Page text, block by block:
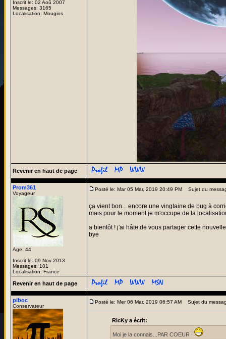
Inscrit le: 02 Aoû 2007
Messages: 3165
Localisation: Mougins
Revenir en haut de page
Prom361
Voyageur
Age: 44
Inscrit le: 09 Nov 2013
Messages: 101
Localisation: France
Posté le: Mar 05 Mar, 2019 20:49 PM Sujet du
ça vient bon... encore une vingtaine de bug à
mais pour le moment je m'occupe de la
a bientôt ! j'ai hâte de vous partager cette
bye
Revenir en haut de page
piboc
Conservateur
Posté le: Mer 06 Mar, 2019 06:57 AM Sujet du
RicKy a écrit:
Moi je la connais...PAR COEUR !